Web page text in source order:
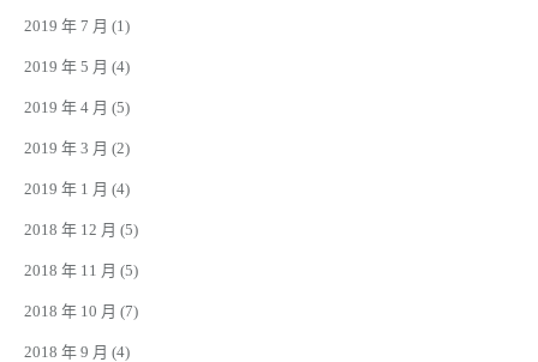
2019 年 7 月 (1)
2019 年 5 月 (4)
2019 年 4 月 (5)
2019 年 3 月 (2)
2019 年 1 月 (4)
2018 年 12 月 (5)
2018 年 11 月 (5)
2018 年 10 月 (7)
2018 年 9 月 (4)